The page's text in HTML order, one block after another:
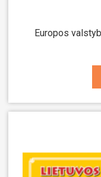
Europos